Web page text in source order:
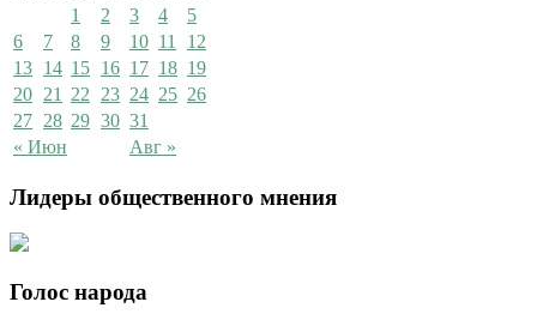
« Июн Авг »
1 2 3 4
5
6
7 8 9 10 11
12
13 14 15 16 17 18 19
20 21 22 23 24 25 26
27 28 29 30 31
Лидеры общественного мнения
Голос народа